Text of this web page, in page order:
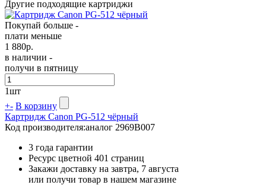
Другие подходящие картриджи
Покупай больше -
плати меньше
1 880р.
в наличии -
получи в пятницу
1шт
+- В корзину
Картридж Canon PG-512 чёрный
Код производителя:аналог 2969B007
3 года гарантии
Ресурс цветной 401 страниц
Закажи доставку на завтра, 7 августа
или получи товар в нашем магазине